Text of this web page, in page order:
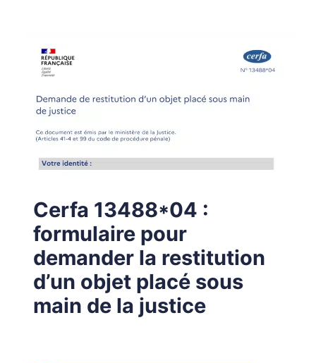
Cerfa 13488*04 :
formulaire pour
demander la restitution
d’un objet placé sous
main de la justice